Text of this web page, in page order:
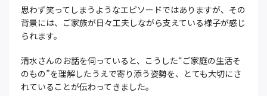
思わず笑ってしまうようなエピソードではありますが、その
背景には、ご家族が日々工夫しながら支えている様子が感じ
られます。
清水さんのお話を伺っていると、こうした“ご家庭の生活そ
のもの”を理解したうえで寄り添う姿勢を、とても大切にさ
れていることが伝わってきました。